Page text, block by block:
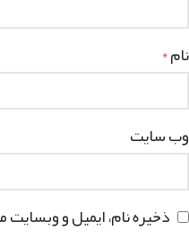
نام*
وب‌ سایت
ذخیره نام، ایمیل و